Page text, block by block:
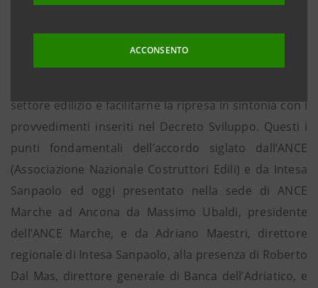
ACCONSENTO
formazione come leve per la crescita delle imprese
italiane.
settore edilizio e facilitarne la ripresa in sintonia con i
provvedimenti inseriti nel Decreto Sviluppo. Questi i
punti fondamentali dell’accordo siglato dall’ANCE
(Associazione Nazionale Costruttori Edili) e da Intesa
Sanpaolo ed oggi presentato nella sede di ANCE
Marche ad Ancona da Massimo Ubaldi, presidente
dell’ANCE Marche, e da Adriano Maestri, direttore
regionale di Intesa Sanpaolo, alla presenza di Roberto
Dal Mas, direttore generale di Banca dell’Adriatico, e